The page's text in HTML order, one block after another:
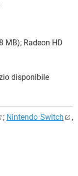
MB); Radeon HD
disponibile
; Nintendo Switch
,